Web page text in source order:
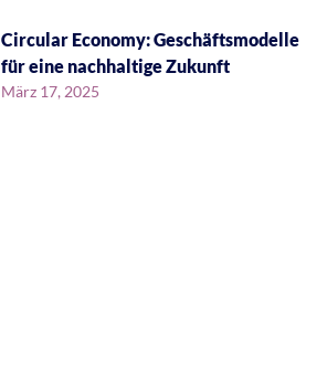
Circular Economy: Geschäftsmodelle
für eine nachhaltige Zukunft
März 17, 2025